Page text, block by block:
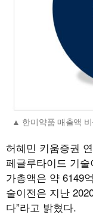
한미약품 매출액
허혜민 키움증권
페글루타이드 기
가총액은 약 6149
술이전은 지난
다”라고 밝혔다.